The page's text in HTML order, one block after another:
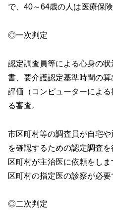
で、40～64歳の人は医療保険
◎一次判定
認定調査員等による心身の
書、要介護認定基準時間の
評価（コンピューターによ
る審査。
市区町村等の調査員が自宅
を確認するための認定調査
区町村が主治医に依頼をし
区町村の指定医の診察が必要
◎二次判定